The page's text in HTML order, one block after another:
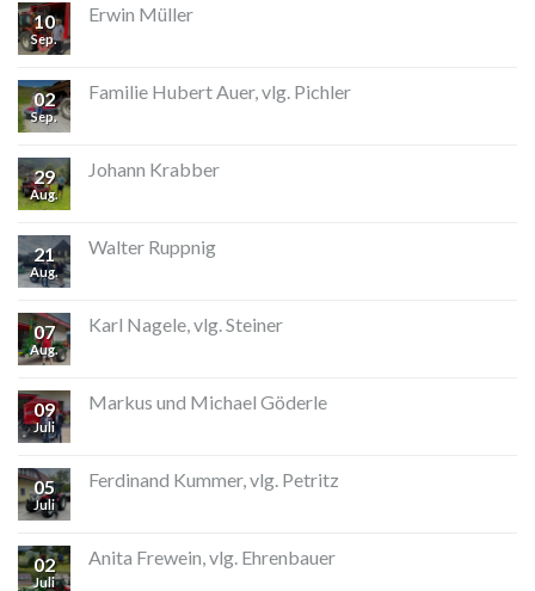
10
Sep.
Erwin Müller
02
Sep.
Familie Hubert Auer, vlg. Pichler
29
Aug.
Johann Krabber
21
Aug.
Walter Ruppnig
07
Aug.
Karl Nagele, vlg. Steiner
09
Juli
Markus und Michael Göderle
05
Juli
Ferdinand Kummer, vlg. Petritz
02
Juli
Anita Frewein, vlg. Ehrenbauer